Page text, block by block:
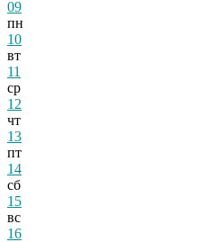
09
пн
10
вт
11
ср
12
чт
13
пт
14
сб
15
вс
16